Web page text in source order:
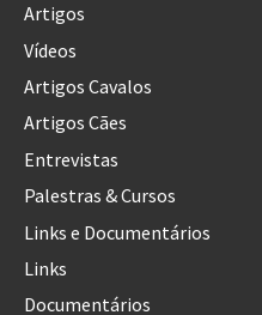
Artigos
Vídeos
Artigos Cavalos
Artigos Cães
Entrevistas
Palestras & Cursos
Links e Documentários
Links
Documentários